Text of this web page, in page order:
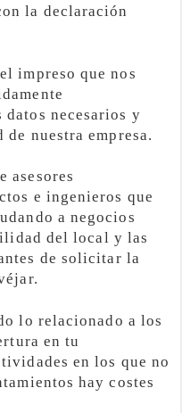
la declaración
impreso que nos
necesarios y
nuestra empresa.
asesores
e ingenieros que
a negocios
del local y las
de solicitar la
lo relacionado a los
en tu
en los que no
hay costes